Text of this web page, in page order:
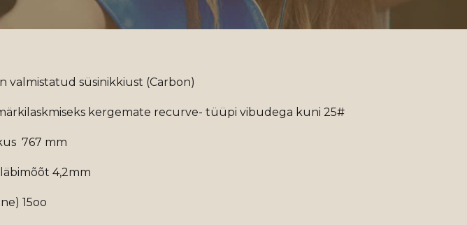
valmistatud süsinikkiust (Carbon)
kergemate recurve- tüüpi vibudega kuni 25#
767 mm
4,2mm
15oo